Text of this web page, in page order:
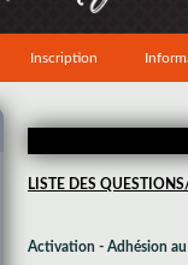
Inscription
LISTE DES
Activation - Adhésion